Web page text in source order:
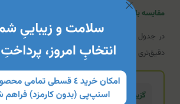
مقایسه با گزینه‌های مشابه
در جدول زیر، سرم دریم رز با دو محصول دیگر
دقیق‌تری داشته باشید:
گزینه تخصصی (محصول فعلی)